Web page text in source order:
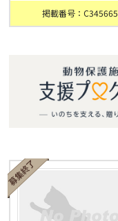
掲載番号：C345665